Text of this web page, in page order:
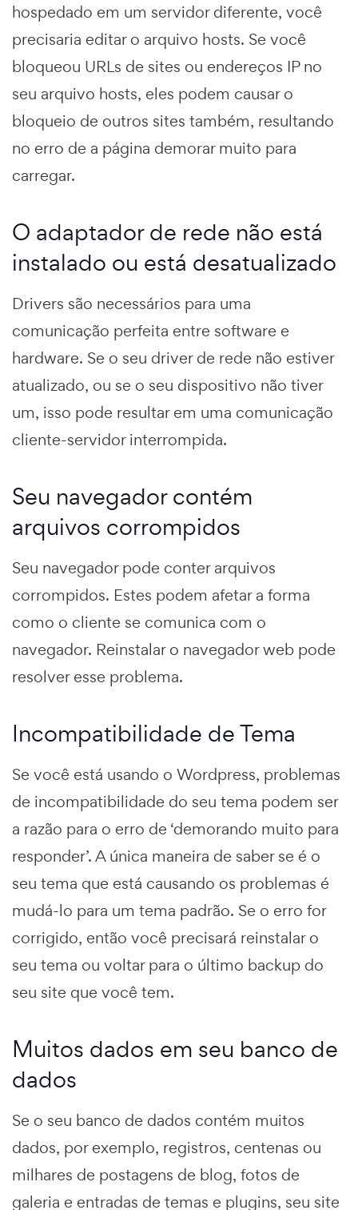
hospedado em um servidor diferente, você
precisaria editar o arquivo hosts. Se você
bloqueou URLs de sites ou endereços IP no
seu arquivo hosts, eles podem causar o
bloqueio de outros sites também, resultando
no erro de a página demorar muito para
carregar.
O adaptador de rede não está
instalado ou está desatualizado
Drivers são necessários para uma
comunicação perfeita entre software e
hardware. Se o seu driver de rede não estiver
atualizado, ou se o seu dispositivo não tiver
um, isso pode resultar em uma comunicação
cliente-servidor interrompida.
Seu navegador contém
arquivos corrompidos
Seu navegador pode conter arquivos
corrompidos. Estes podem afetar a forma
como o cliente se comunica com o
navegador. Reinstalar o navegador web pode
resolver esse problema.
Incompatibilidade de Tema
Se você está usando o Wordpress, problemas
de incompatibilidade do seu tema podem ser
a razão para o erro de ‘demorando muito para
responder’. A única maneira de saber se é o
seu tema que está causando os problemas é
mudá-lo para um tema padrão. Se o erro for
corrigido, então você precisará reinstalar o
seu tema ou voltar para o último backup do
seu site que você tem.
Muitos dados em seu banco de
dados
Se o seu banco de dados contém muitos
dados, por exemplo, registros, centenas ou
milhares de postagens de blog, fotos de
galeria e entradas de temas e plugins, seu site